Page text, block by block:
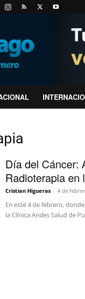
Día del Cáncer:
Radioterapia en
Cristian Higueras - 4 de
En este 4 de febrero,
la Clínica Andes Salud de